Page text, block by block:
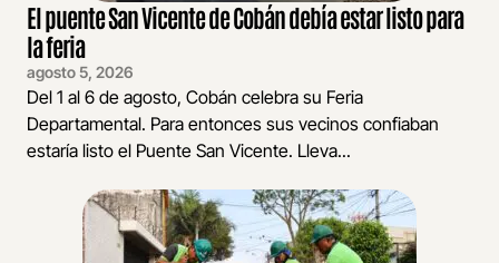
El puente San Vicente de Cobán debía estar listo para
la feria
agosto 5, 2026
Del 1 al 6 de agosto, Cobán celebra su Feria
Departamental. Para entonces sus vecinos confiaban
estaría listo el Puente San Vicente. Lleva...